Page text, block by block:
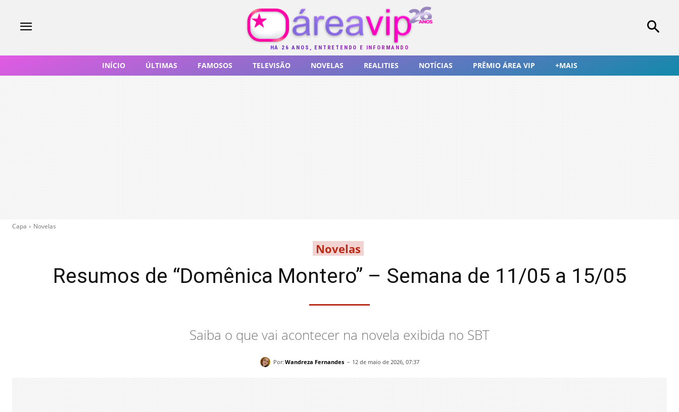
HÁ 26 ANOS, ENTRETENDO E INFORMANDO
INÍCIO ÚLTIMAS FAMOSOS TELEVISÃO NOVELAS REALITIES NOTÍCIAS PRÊMIO ÁREA VIP +MAIS
Capa Novelas
Novelas
Resumos de “Domênica Montero” – Semana de 11/05 a 15/05
Saiba o que vai acontecer na novela exibida no SBT
Por: Wandreza Fernandes - 12 de maio de 2026, 07:37